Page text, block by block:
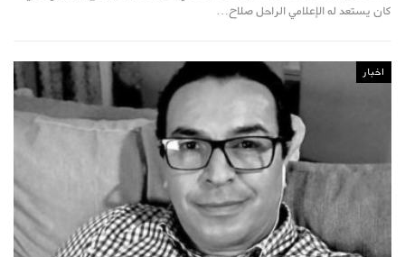
كان يستعد له الإعلامي الراحل صلاح…
اخبار